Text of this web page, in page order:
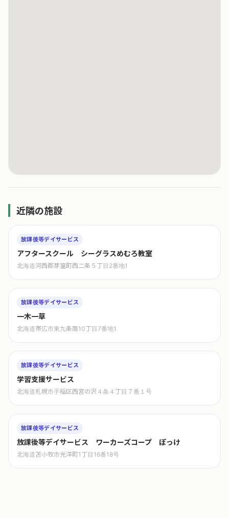
近隣の施設
放課後等デイサービス
アフタースクール シーグラスめむろ教室
北海道河西郡芽室町西二条５丁目2番地1
放課後等デイサービス
一木一草
北海道帯広市東九条南10丁目7番地1
放課後等デイサービス
学習支援サービス
北海道札幌市手稲区西宮の沢４条４丁目７番１号
放課後等デイサービス
放課後等デイサービス ワーカーズコープ ぽっけ
北海道苫小牧市光洋町1丁目16番18号